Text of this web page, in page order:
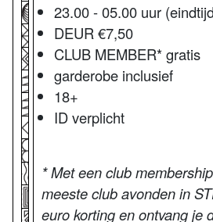
23.00 - 05.00 uur
DEUR €7,50
CLUB MEMBER* gratis
garderobe inclusief
18+
ID verplicht
* Met een club
meeste club avonden in
euro korting en ontvang je